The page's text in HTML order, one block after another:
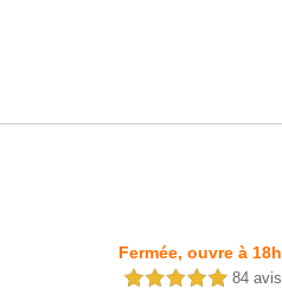
Fermée, ouvre à 18h
5,0 étoiles sur 5 84 avis